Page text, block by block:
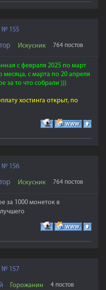
№ 155
Искусник 764 постов
с февраля 2025 по март
месяца, с марта по 20 апреля
за то что собрали )))
хостинга открыт, по
№ 156
Искусник 764 постов
за 1000 монеток в
№ 157
Горожанин 4 постов